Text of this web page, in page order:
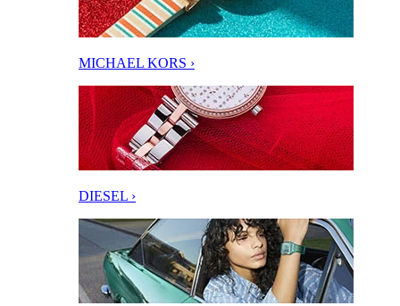
MICHAEL KORS ›
DIESEL ›